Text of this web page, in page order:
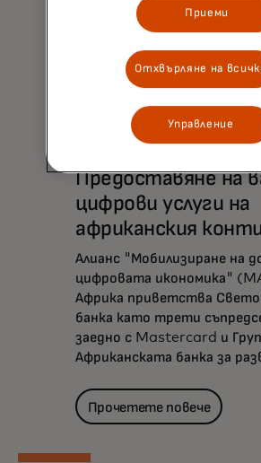
Предоставяне на
цифрови услуги на
африканския
Алианс "Мобилизиране на
цифровата икономика"
Африка приветства
банка като трети
заедно с Mastercard и
Африканската банка за
Прочетете повече
Приеми
Отхвърляне на
Управление